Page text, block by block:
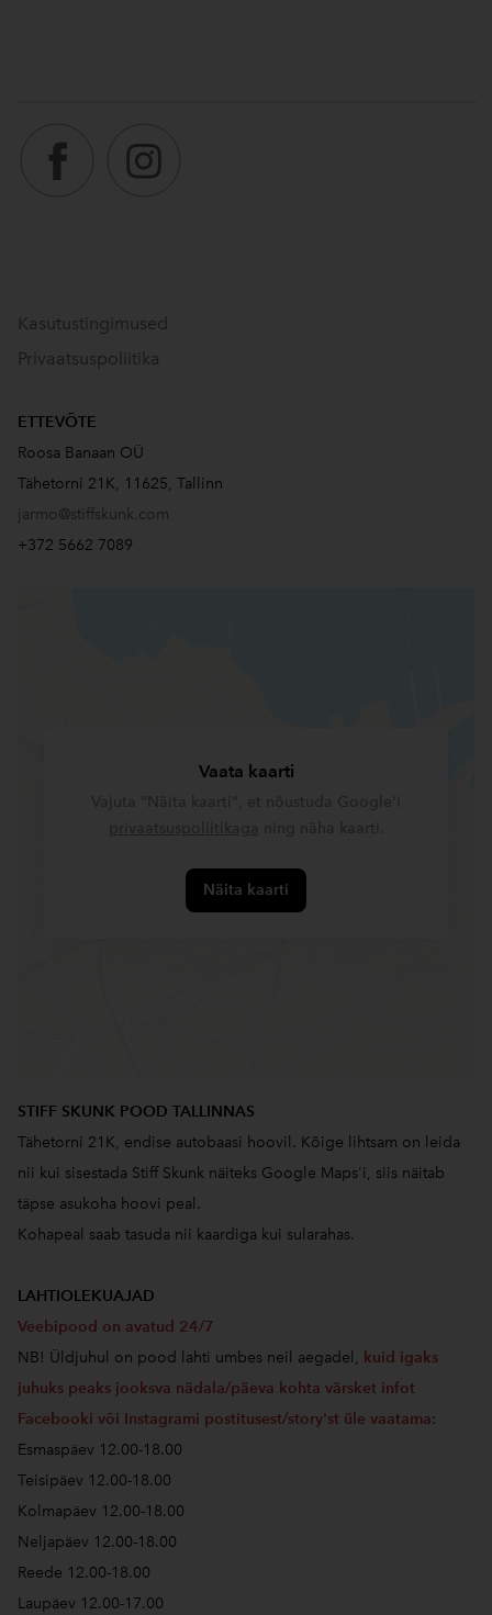
Kasutustingimused
Privaatsuspoliitika
ETTEVÕTE
Roosa Banaan OÜ
Tähetorni 21K, 11625, Tallinn
jarmo@stiffskunk.com
+372 5662 7089
Vaata kaarti
Näita kaarti
STIFF SKUNK POOD TALLINNAS
Tähetorni 21K, endise autobaasi hoovil. Kõige lihtsam on leida
nii kui sisestada Stiff Skunk näiteks Google Maps'i, siis näitab
täpse asukoha hoovi peal.
Kohapeal saab tasuda nii kaardiga kui sularahas.
LAHTIOLEKUAJAD
Veebipood on avatud 24/7
NB! Üldjuhul on pood lahti umbes neil aegadel, kuid igaks
juhuks peaks jooksva nädala/päeva kohta värsket infot
Facebooki või Instagrami postitusest/story'st üle vaatama:
Esmaspäev 12.00-18.00
Teisipäev 12.00-18.00
Kolmapäev 12.00-18.00
Neljapäev 12.00-18.00
Reede 12.00-18.00
Laupäev 12.00-17.00